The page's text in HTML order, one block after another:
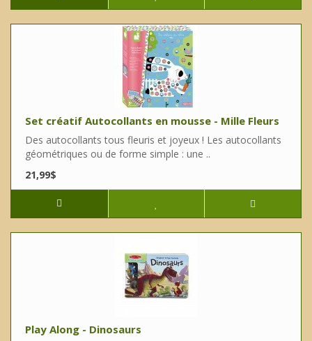
Set créatif Autocollants en mousse - Mille Fleurs
Des autocollants tous fleuris et joyeux ! Les autocollants
géométriques ou de forme simple : une ..
21,99$
Play Along - Dinosaurs